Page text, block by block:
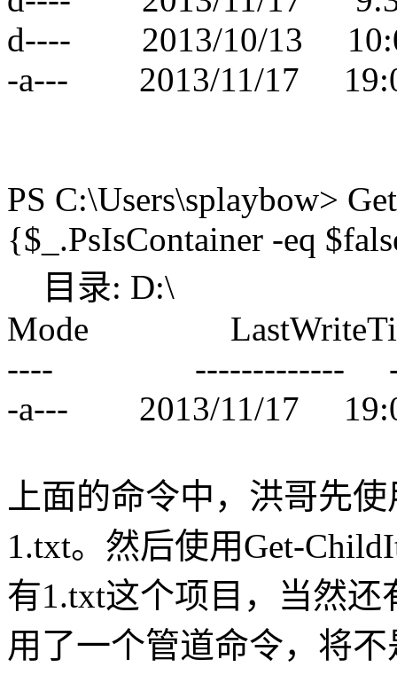
d---- 2013/10/13
-a--- 2013/11/17
PS C:\Users\splaybow>
{$_.PsIsContainer -eq
目录: D:\
Mode
---- -------------
-a--- 2013/11/17
上面的命令中，洪哥先
1.txt。然后使用Get-
有1.txt这个项目，当然
用了一个管道命令，将